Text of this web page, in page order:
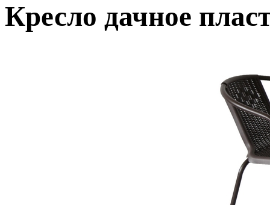
Кресло дачное